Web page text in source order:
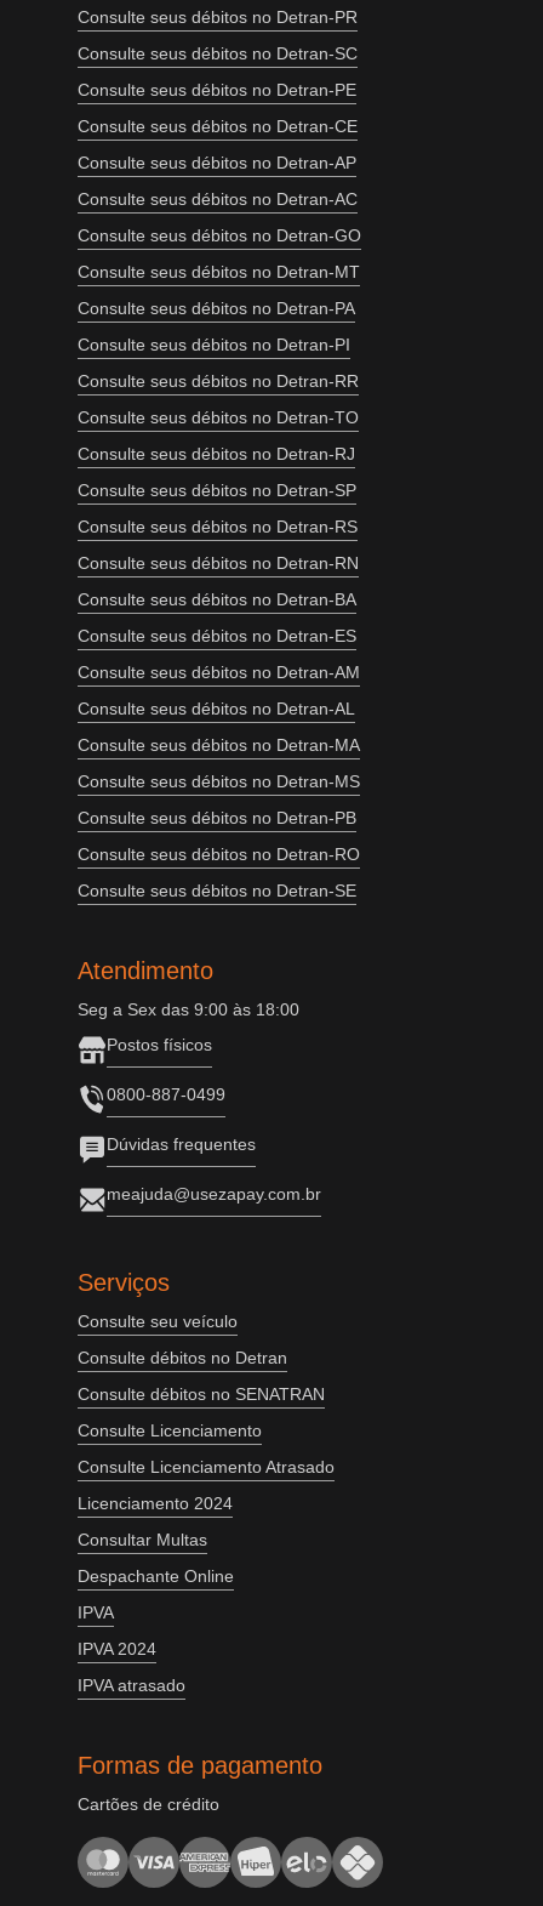
Consulte seus débitos no Detran-PR
Consulte seus débitos no Detran-SC
Consulte seus débitos no Detran-PE
Consulte seus débitos no Detran-CE
Consulte seus débitos no Detran-AP
Consulte seus débitos no Detran-AC
Consulte seus débitos no Detran-GO
Consulte seus débitos no Detran-MT
Consulte seus débitos no Detran-PA
Consulte seus débitos no Detran-PI
Consulte seus débitos no Detran-RR
Consulte seus débitos no Detran-TO
Consulte seus débitos no Detran-RJ
Consulte seus débitos no Detran-SP
Consulte seus débitos no Detran-RS
Consulte seus débitos no Detran-RN
Consulte seus débitos no Detran-BA
Consulte seus débitos no Detran-ES
Consulte seus débitos no Detran-AM
Consulte seus débitos no Detran-AL
Consulte seus débitos no Detran-MA
Consulte seus débitos no Detran-MS
Consulte seus débitos no Detran-PB
Consulte seus débitos no Detran-RO
Consulte seus débitos no Detran-SE
Atendimento
Seg a Sex das 9:00 às 18:00
Postos físicos
0800-887-0499
Dúvidas frequentes
meajuda@usezapay.com.br
Serviços
Consulte seu veículo
Consulte débitos no Detran
Consulte débitos no SENATRAN
Consulte Licenciamento
Consulte Licenciamento Atrasado
Licenciamento 2024
Consultar Multas
Despachante Online
IPVA
IPVA 2024
IPVA atrasado
Formas de pagamento
Cartões de crédito